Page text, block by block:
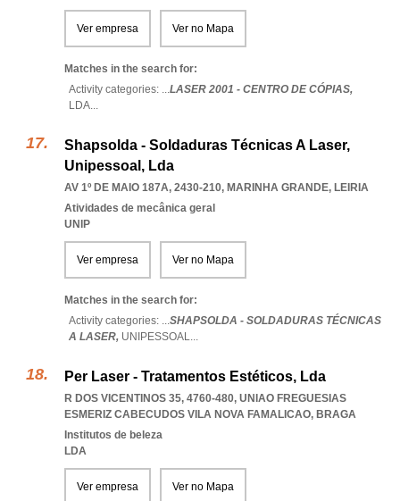
Ver empresa Ver no Mapa
Matches in the search for:
Activity categories: ...LASER 2001 - CENTRO DE CÓPIAS,
LDA...
Shapsolda - Soldaduras Técnicas A Laser,
Unipessoal, Lda
AV 1º DE MAIO 187A, 2430-210, MARINHA GRANDE, LEIRIA
Atividades de mecânica geral
UNIP
Ver empresa Ver no Mapa
Matches in the search for:
Activity categories: ...SHAPSOLDA - SOLDADURAS TÉCNICAS
A LASER, UNIPESSOAL...
Per Laser - Tratamentos Estéticos, Lda
R DOS VICENTINOS 35, 4760-480, UNIAO FREGUESIAS
ESMERIZ CABECUDOS VILA NOVA FAMALICAO, BRAGA
Institutos de beleza
LDA
Ver empresa Ver no Mapa